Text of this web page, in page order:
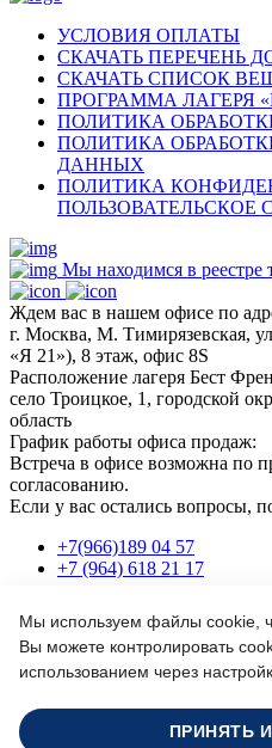
УСЛОВИЯ ОПЛАТЫ
СКАЧАТЬ ПЕРЕЧЕНЬ
СКАЧАТЬ СПИСОК
ПРОГРАММА ЛАГЕРЯ
ПОЛИТИКА
ПОЛИТИКА
ДАННЫХ
ПОЛИТИКА
ПОЛЬЗОВАТЕЛЬСКОЕ
Мы находимся в реестре
Ждем вас в нашем офисе по
г. Москва, М. Тимирязевская,
«Я 21»), 8 этаж, офис 8S
Расположение лагеря Бест
село Троицкое, 1, городской
область
График работы офиса продаж:
Встреча в офисе возможна по
согласованию.
Если у вас остались вопросы,
+7(966)189 04 57
+7 (964) 618 21 17
Или пишите нам на почту:
info@bf-camp.ru
Забронировать место
Формируйте заказ сегодня -
Мы используем файлы cookie,
Вы можете контролировать
использованием через
ПРИНЯТЬ